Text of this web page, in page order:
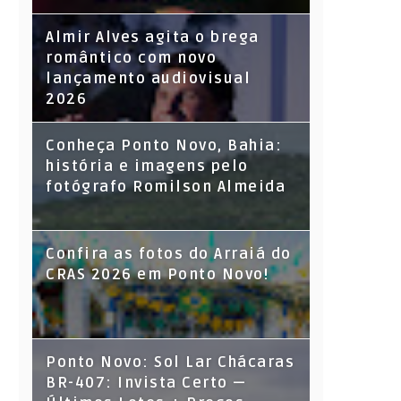
Almir Alves agita o brega
romântico com novo
lançamento audiovisual
2026
Conheça Ponto Novo, Bahia:
história e imagens pelo
fotógrafo Romilson Almeida
Confira as fotos do Arraiá do
CRAS 2026 em Ponto Novo!
Ponto Novo: Sol Lar Chácaras
BR-407: Invista Certo —